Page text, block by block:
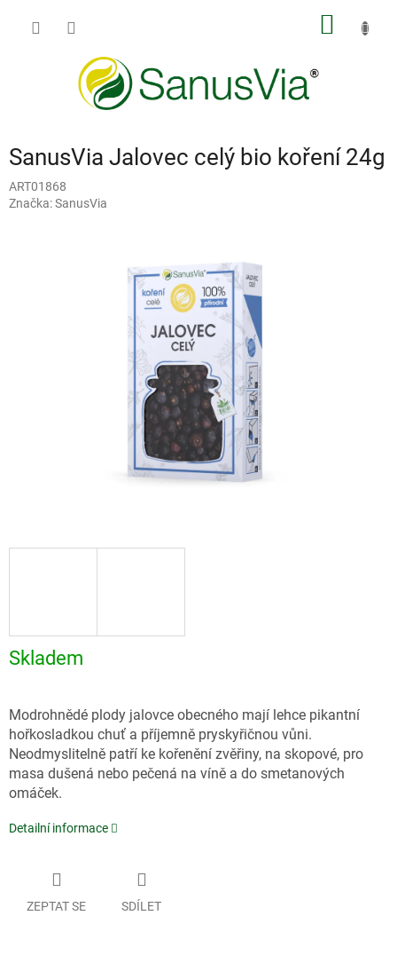
SanusVia Jalovec celý bio koření 24g
ART01868
Značka:SanusVia
Skladem
Modrohnědé plody jalovce obecného mají lehce pikantní
hořkosladkou chuť a příjemně pryskyřičnou vůni.
Neodmyslitelně patří ke kořenění zvěřiny, na skopové, pro
masa dušená nebo pečená na víně a do smetanových
omáček.
Detailní informace
ZEPTAT SE SDÍLET